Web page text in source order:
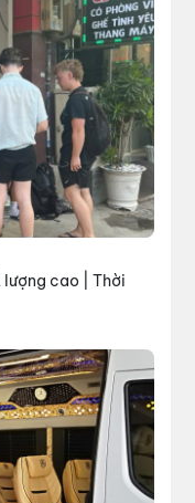
lượng cao | Thời